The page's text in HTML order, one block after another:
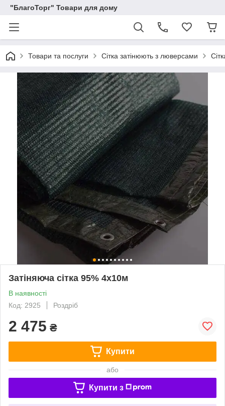
"БлагоТорг" Товари для дому
Товари та послуги Сітка затінюють з люверсами
Затіняюча сітка 95% 4х10м
В наявності
Код: 2925
Роздріб
2 475 ₴
Купити
або
Купити з